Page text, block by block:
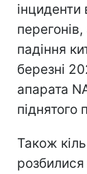
інциденти
падіння
березні
апарата
піднятого
Також